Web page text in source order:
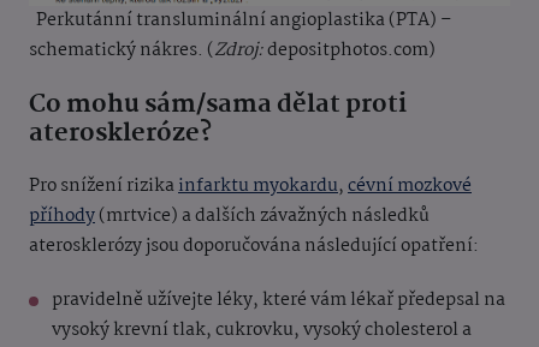
Perkutánní transluminální angioplastika (PTA) –
schematický nákres. (Zdroj:depositphotos.com)
Co mohu sám/sama dělat proti
ateroskleróze?
Pro snížení rizikainfarktu myokardu,cévní mozkové
příhody(mrtvice) a dalších závažných následků
aterosklerózy jsou doporučována následující opatření:
pravidelně užívejte léky, které vám lékař předepsal na
vysoký krevní tlak, cukrovku, vysoký cholesterol a